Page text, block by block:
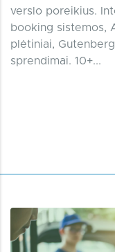
verslo poreikius.
booking sistemos,
plėtiniai,
sprendimai. 10+...